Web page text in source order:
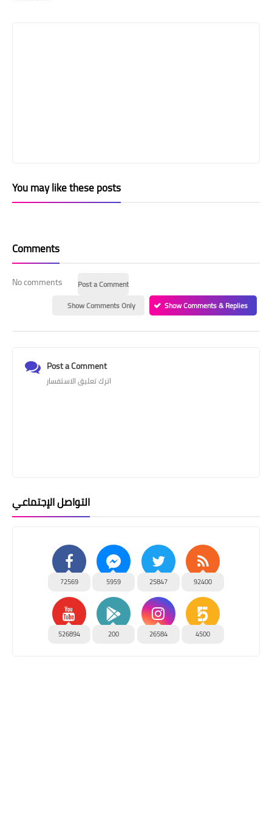
You may like these posts
Comments
No comments
Post a Comment
Show Comments Only
Show Comments & Replies
Post a Comment
اترك تعليق الاستفسار
التواصل الإجتماعي
72569 5959 25847 92400
526894 200 26584 4500